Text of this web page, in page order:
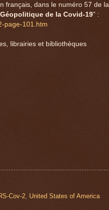
français, dans le numéro 57 de la
de la Covid-19" :
page-101.htm
librairies et bibliothèques
Cov-2, United States of America